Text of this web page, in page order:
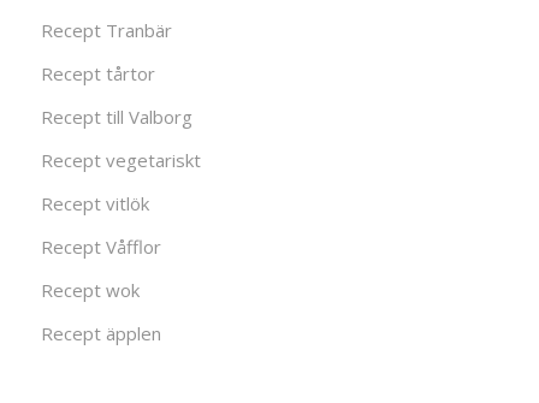
Recept Tranbär
Recept tårtor
Recept till Valborg
Recept vegetariskt
Recept vitlök
Recept Våfflor
Recept wok
Recept äpplen